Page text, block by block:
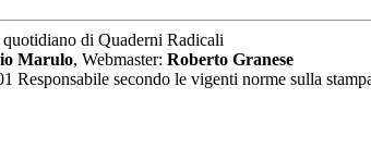
di Quaderni Radicali
Marulo, Webmaster: Roberto Granese
Responsabile secondo le vigenti norme sulla